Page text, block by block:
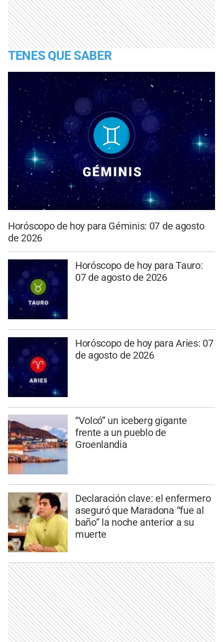
TENES QUE SABER
Horóscopo de hoy para Géminis: 07 de agosto
de 2026
Horóscopo de hoy para Tauro:
07 de agosto de 2026
Horóscopo de hoy para Aries: 07
de agosto de 2026
“Volcó” un iceberg gigante
frente a un pueblo de
Groenlandia
Declaración clave: el enfermero
aseguró que Maradona “fue al
baño” la noche anterior a su
muerte